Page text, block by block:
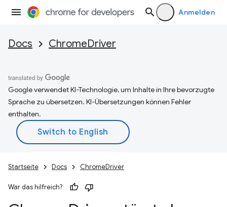
Anmelden
Docs ChromeDriver
Google verwendet KI-Technologie, um Inhalte in Ihre bevorzugte
Sprache zu übersetzen. KI-Übersetzungen können Fehler
enthalten.
Startseite Docs ChromeDriver
War das hilfreich?